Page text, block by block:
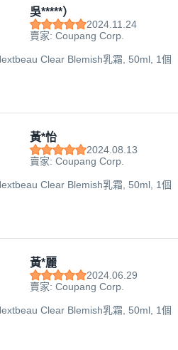
吳*****）
2024.11.24
賣家: Coupang Corp.
Clear Blemish乳霜, 50ml, 1個
黃*怡
2024.08.13
賣家: Coupang Corp.
Clear Blemish乳霜, 50ml, 1個
黃*麗
2024.06.29
賣家: Coupang Corp.
Clear Blemish乳霜, 50ml, 1個